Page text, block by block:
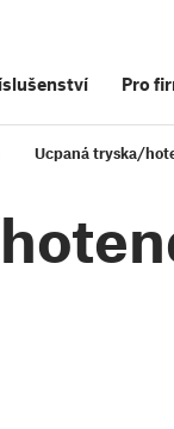
Pro
Ucpaná tryska/